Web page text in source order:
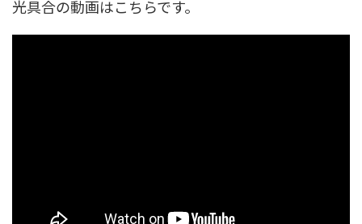
光具合の動画はこちらです。